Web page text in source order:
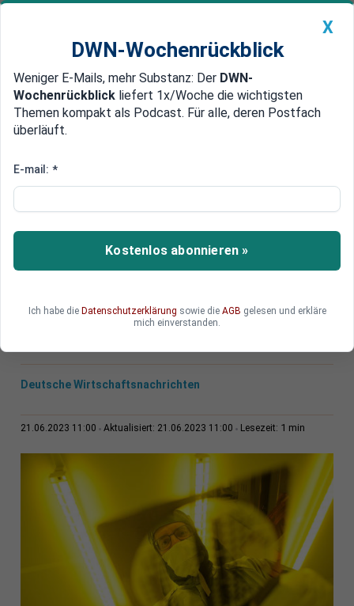
Newsticker MEIN DWN: Geldanlage Premium
Edelmetalle DWN-Magazin China
Intel will Strompreise, die
kann
Der US-Konzern Intel fordert für seine Fabrik in
Magdeburg günstigen Strom – den es wegen
nicht mehr gibt.
Deutsche Wirtschaftsnachrichten
21.06.2023 11:00 Aktualisiert: 21.06.2023 11:00 Lesezeit: 1 min
X
DWN-Wochenrückblick
Weniger E-Mails, mehr Substanz: Der DWN-
Wochenrückblick liefert 1x/Woche die wichtigsten
Themen kompakt als Podcast. Für alle, deren Postfach
überläuft.
E-mail: *
Kostenlos abonnieren »
Ich habe die Datenschutzerklärung sowie die AGB gelesen und erkläre
mich einverstanden.